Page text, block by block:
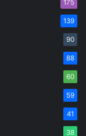
175
139
90
88
60
59
41
38